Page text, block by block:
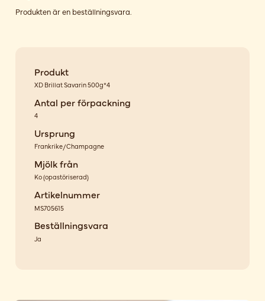
Produkten är en beställningsvara.
Produkt
XD Brillat Savarin 500g*4
Antal per förpackning
4
Ursprung
Frankrike/Champagne
Mjölk från
Ko(opastöriserad)
Artikelnummer
MS705615
Beställningsvara
Ja